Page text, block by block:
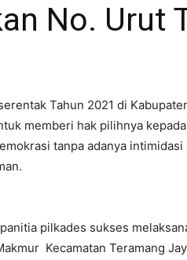
No. Urut
Tahun 2021 di
memberi hak pilihnya
tanpa adanya
pilkades sukses
Kecamatan Teramang